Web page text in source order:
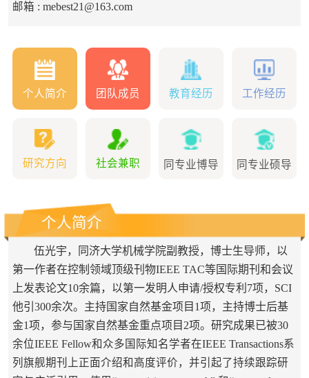
邮箱 : mebest21@163.com
个人简介 团队成员 教育经历 工作经历
研究方向 社会兼职 同专业博导 同专业硕导
个人简介
伍光宇，同济大学机械学院副教授，博士生导师，以
第一作者在控制领域顶级刊物IEEE TAC等国际期刊和会议
上发表论文10余篇，以第一发明人申请/授权专利7项，SCI
他引300余次。主持国家自然基金项目1项，主持博士后基
金1项，参与国家自然基金重点项目2项。研究成果已被30
余位IEEE Fellow和众多国际知名学者在IEEE Transactions系
列旗舰期刊上正面介绍和高度评价，并引起了持续跟踪研